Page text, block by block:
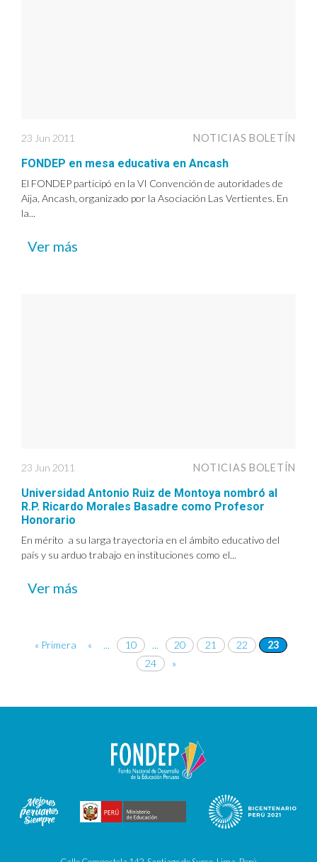
23 Jun 2011 NOTICIAS BOLETÍN
FONDEP en mesa educativa en Ancash
El FONDEP participó en la VI Convención de autoridades de
Aija, Ancash, organizado por la Asociación Las Vertientes. En
la...
Ver más
23 Jun 2011 NOTICIAS BOLETÍN
Universidad Antonio Ruiz de Montoya nombró al
R.P. Ricardo Morales Basadre como Profesor
Honorario
En mérito a su larga trayectoria en el ámbito educativo del
país y su arduo trabajo en instituciones como el...
Ver más
« Primera « ... 10 ... 20 21 22
23
24
»